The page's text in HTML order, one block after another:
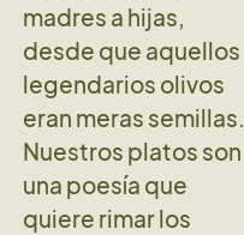
madres a hijas,
desde que aquellos
legendarios olivos
eran meras semillas.
Nuestros platos son
una poesía que
quiere rimar los